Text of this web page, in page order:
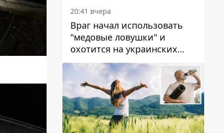
20:41 вчера
Враг начал использовать
"медовые ловушки" и
охотится на украинских
военнослужащих